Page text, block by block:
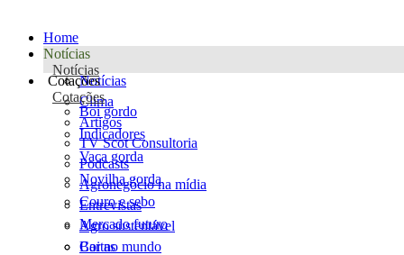
Home
Notícias
Notícias
Notícias
Clima
Artigos
TV Scot Consultoria
Podcasts
Agronegócio na mídia
Entrevistas
Agro sustentável
Cartas
Cotações
Cotações
Boi gordo
Indicadores
Vaca gorda
Novilha gorda
Couro e sebo
Mercado futuro
Boi no mundo